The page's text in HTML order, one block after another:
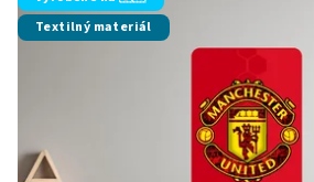
Textilný materiál